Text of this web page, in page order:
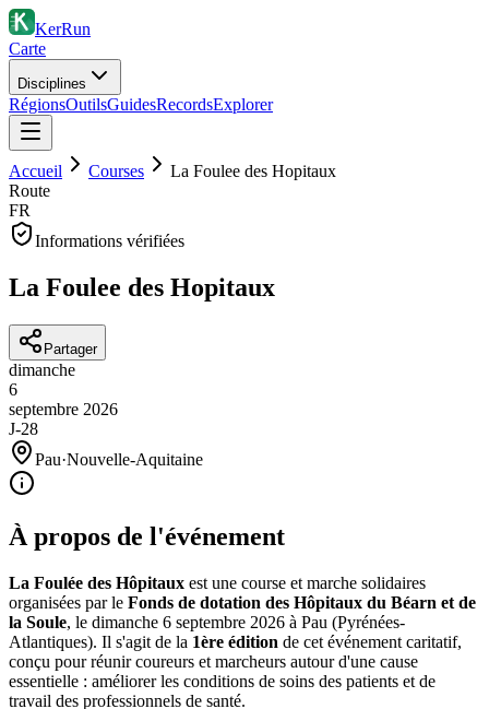
KerRun
Carte
Disciplines
RégionsOutilsGuidesRecordsExplorer
Accueil Courses
La Foulee des Hopitaux
Route
FR
Informations vérifiées
La Foulee des Hopitaux
Partager
dimanche
6
septembre 2026
J-28
Pau·Nouvelle-Aquitaine
À propos de l'événement
La Foulée des Hôpitaux est une course et marche solidaires
organisées par le Fonds de dotation des Hôpitaux du Béarn et de
la Soule, le dimanche 6 septembre 2026 à Pau (Pyrénées-
Atlantiques). Il s'agit de la 1ère édition de cet événement caritatif,
conçu pour réunir coureurs et marcheurs autour d'une cause
essentielle : améliorer les conditions de soins des patients et de
travail des professionnels de santé.